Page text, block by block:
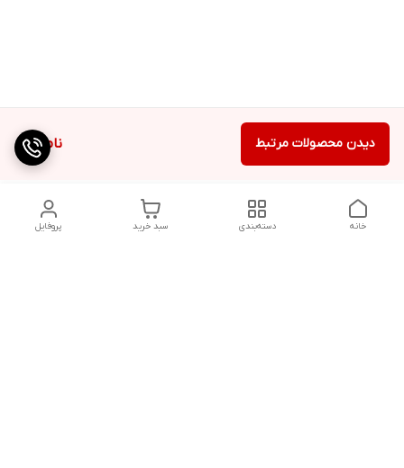
ناموجود دیدن محصولات مرتبط
پروفایل سبد خرید دسته‌بندی خانه